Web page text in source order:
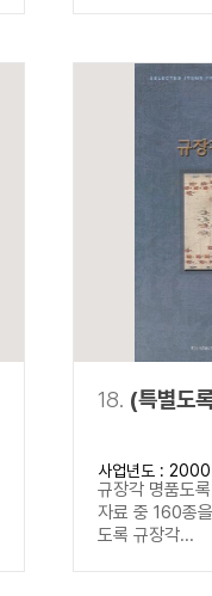
18. (특별도
사업년도 : 2000
규장각 명품도
자료 중 160종
도록 규장각...